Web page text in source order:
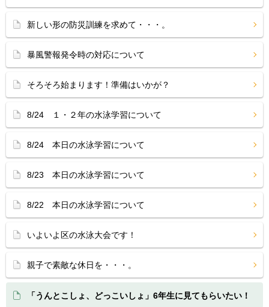
新しい形の防災訓練を求めて・・・。
暴風警報発令時の対応について
そろそろ始まります！準備はいかが？
8/24 １・２年の水泳学習について
8/24 本日の水泳学習について
8/23 本日の水泳学習について
8/22 本日の水泳学習について
いよいよ区の水泳大会です！
親子で素敵な休日を・・・。
「うんとこしょ、どっこいしょ」6年生に見てもらいたい！